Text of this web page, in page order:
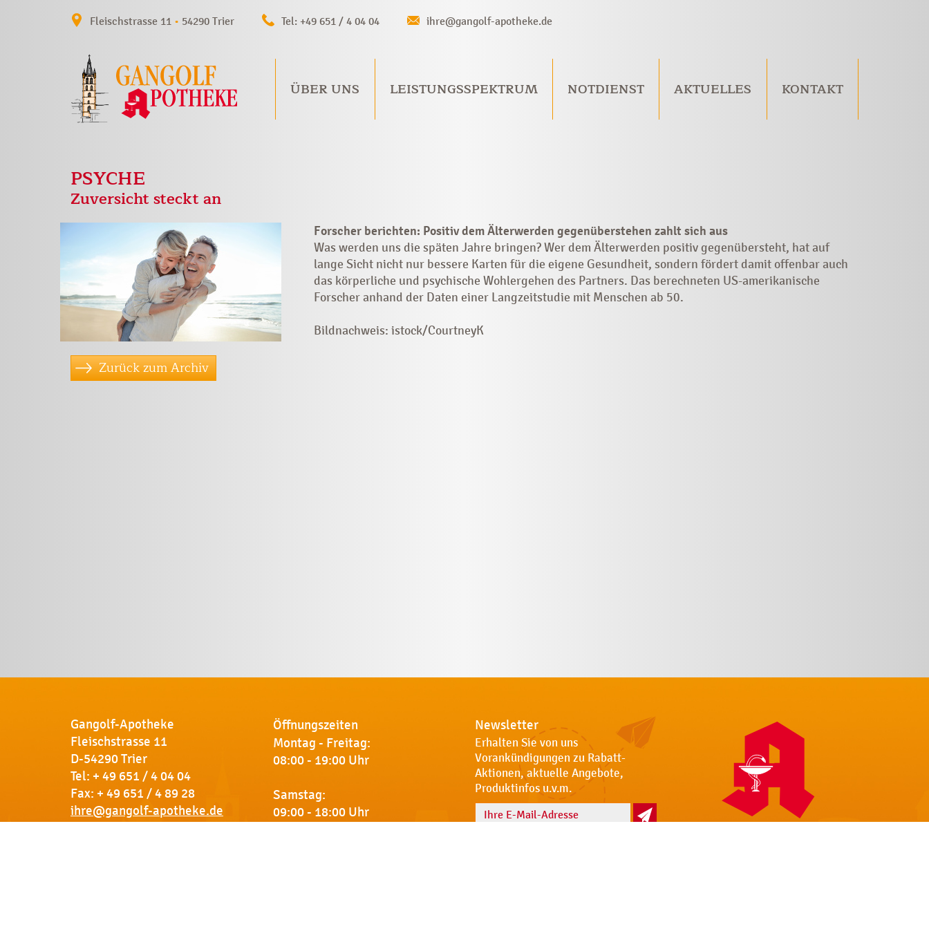
Fleischstrasse 11 • 54290 Trier Tel: +49 651 / 4 04 04 ihre@gangolf-apotheke.de
ÜBER UNS LEISTUNGSSPEKTRUM NOTDIENST AKTUELLES KONTAKT
PSYCHE
Zuversicht steckt an
Forscher berichten: Positiv dem Älterwerden gegenüberstehen zahlt sich aus
Was werden uns die späten Jahre bringen? Wer dem ­Älterwerden positiv gegenübersteht, hat auf
lange Sicht nicht nur bessere Karten für die eigene Gesundheit, ­sondern fördert damit offenbar auch
das körperliche und psychische Wohlergehen des Partners. Das berechneten US-amerikanische
Forscher anhand der Daten einer Langzeitstudie mit Menschen ab 50.
Bildnachweis: istock/CourtneyK
Zurück zum Archiv
Gangolf-Apotheke
Fleischstrasse 11
D-54290 Trier
Tel: + 49 651 / 4 04 04
Fax: + 49 651 / 4 89 28
ihre@gangolf-apotheke.de
Öffnungszeiten
Montag - Freitag:
08:00 - 19:00 Uhr
Samstag:
09:00 - 18:00 Uhr
Newsletter
Erhalten Sie von uns
Vorankündigungen zu Rabatt-
Aktionen, aktuelle Angebote,
Produktinfos u.v.m.
Name